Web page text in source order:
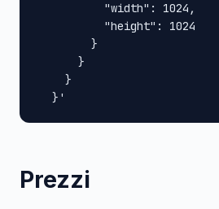
          "width": 1024,
          "height": 1024
        }
      }
    }
  }'
Prezzi